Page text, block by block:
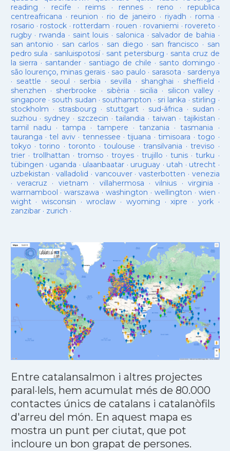
reading · recife · reims· rennes · reno · republica
centreafricana · reunion · rio de janeiro · riyadh · roma ·
rosario · rostock · rotterdam · rouen · rovaniemi · rovereto ·
rugby· rwanda · saint louis · salonica · salvador de bahia ·
san antonio · san carlos· san diego · san francisco · san
pedro sula · sanluispotosí· sant petersburg · santa cruz de
la sierra · santander · santiago de chile · santo domingo ·
são lourenço, minas gerais · sao paulo · sarasota · sardenya
· seattle · seoul · serbia · sevilla · shanghai · sheffield ·
shenzhen · sherbrooke · sibèria · sicilia · silicon valley ·
singapore · south sudan · southampton · sri lanka · stirling ·
stockholm · strasbourg · stuttgart· sud-âfrica · sudan ·
suzhou · sydney · szczecin ·tailandia ·taiwan · tajikistan ·
tamil nadu ·tampa · tampere · tanzania ·tasmania ·
tauranga ·tel aviv· tennessee ·tijuana ·timisoara ·togo ·
tokyo ·torino ·toronto ·toulouse ·transilvania ·treviso ·
trier· trollhattan · tromso · troyes·trujillo ·tunis ·turku ·
tübingen · uganda · ulaanbaatar · uruguay · utah · utrecht ·
uzbekistan · valladolid · vancouver· vasterbotten · venezia
· veracruz · vietnam · villahermosa ·vilnius ·virginia ·
warrnambool ·warszawa ·washington · wellington · wien ·
wight· wisconsin ·wroclaw · wyoming ·xipre · york·
zanzibar· zurich ·
Entre catalansalmon i altres projectes
paral·lels, hem acumulat més de 80.000
contactes únics de catalans i catalanòfils
d'arreu del món. En aquest mapa es
mostra un punt per ciutat, que pot
incloure un bon grapat de persones.